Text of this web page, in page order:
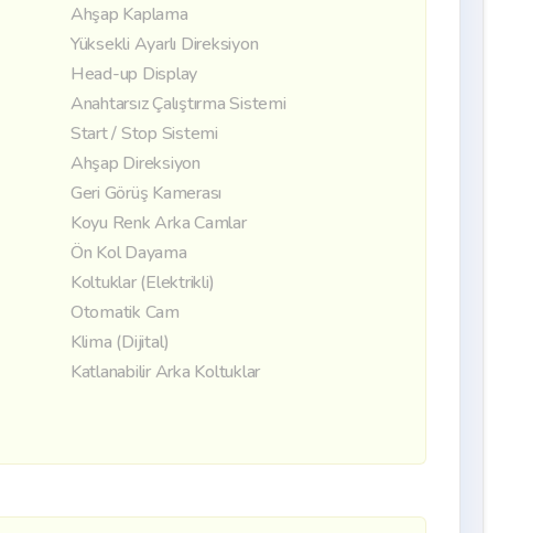
Ahşap Kaplama
Yüksekli Ayarlı Direksiyon
Head-up Display
Anahtarsız Çalıştırma Sistemi
Start / Stop Sistemi
Ahşap Direksiyon
Geri Görüş Kamerası
Koyu Renk Arka Camlar
Ön Kol Dayama
Koltuklar (Elektrikli)
Otomatik Cam
Klima (Dijital)
Katlanabilir Arka Koltuklar